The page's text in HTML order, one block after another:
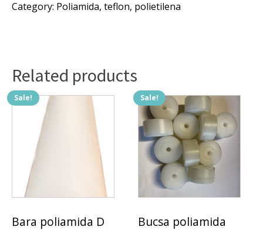
30x125x240
Category: Poliamida, teflon, polietilena
Related products
Sale!
Bara poliamida D
Sale!
Bucsa poliamida